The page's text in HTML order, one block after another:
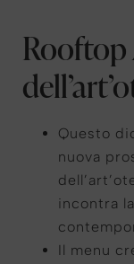
Rooftop
Questo
nuova
incontra
Il menu